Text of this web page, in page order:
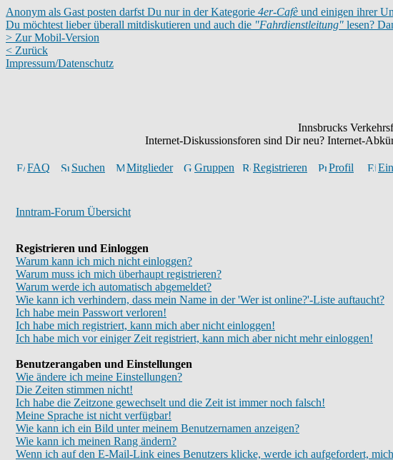
Anonym als Gast posten darfst Du nur in der Kategorie 4er-Cafè und einigen ihrer
Du möchtest lieber überall mitdiskutieren und auch die "Fahrdienstleitung" lesen?
> Zur Mobil-Version
< Zurück
Impressum/Datenschutz
Innsbrucks
Internet-Diskussionsforen sind Dir neu? Internet-
FAQ Suchen Mitglieder Gruppen Registrieren Profil
Inntram-Forum Übersicht
Registrieren und Einloggen
Warum kann ich mich nicht einloggen?
Warum muss ich mich überhaupt registrieren?
Warum werde ich automatisch abgemeldet?
Wie kann ich verhindern, dass mein Name in der 'Wer ist online?'-Liste auftaucht?
Ich habe mein Passwort verloren!
Ich habe mich registriert, kann mich aber nicht einloggen!
Ich habe mich vor einiger Zeit registriert, kann mich aber nicht mehr einloggen!
Benutzerangaben und Einstellungen
Wie ändere ich meine Einstellungen?
Die Zeiten stimmen nicht!
Ich habe die Zeitzone gewechselt und die Zeit ist immer noch falsch!
Meine Sprache ist nicht verfügbar!
Wie kann ich ein Bild unter meinem Benutzernamen anzeigen?
Wie kann ich meinen Rang ändern?
Wenn ich auf den E-Mail-Link eines Benutzers klicke, werde ich aufgefordert,